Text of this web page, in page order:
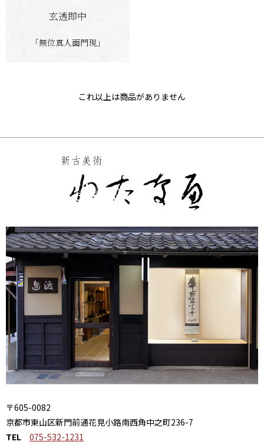
玄透即中
「無位真人面門現」
これ以上は商品がありません
〒605-0082
京都市東山区新門前通花見小路南西角中之町236-7
TEL
075-532-1231